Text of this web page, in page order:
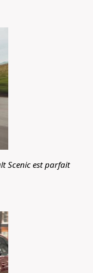
Scenic est parfait